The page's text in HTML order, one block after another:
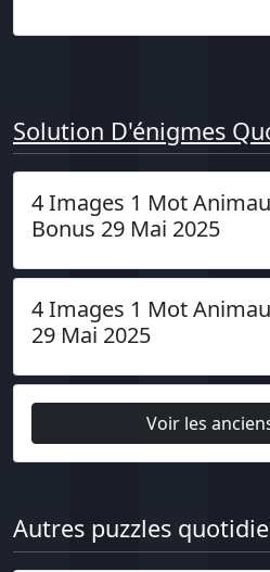
Solution D'énigmes
4 Images 1 Mot
Bonus 29 Mai 2025
4 Images 1 Mot
29 Mai 2025
Voir les
Autres puzzles